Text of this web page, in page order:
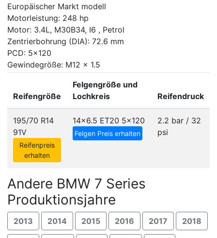
Europäischer Markt modell
Motorleistung: 248 hp
Motor: 3.4L, M30B34, I6 , Petrol
Zentrierbohrung (DIA): 72.6 mm
PCD: 5x120
Gewindegröße: M12 x 1.5
Reifengröße
Felgengröße und
Lochkreis
Reifendruck
195/70 R14
91V
Reifenpreis
erhalten
14x6.5 ET20 5x120
Felgen Preis erhalten
2.2 bar / 32
psi
Andere BMW 7 Series
Produktionsjahre
2013 2014 2015 2016 2017 2018